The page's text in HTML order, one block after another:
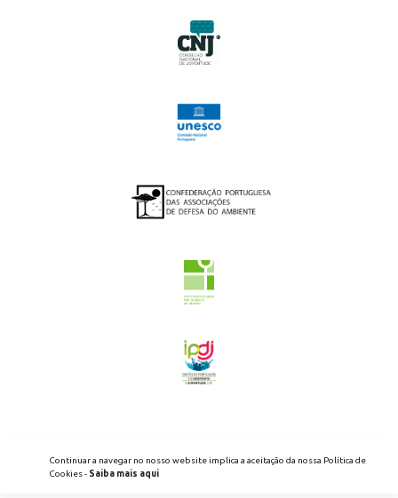
POLÍTICA DE PRIVACIDADE
Continuar a navegar no nosso website implica a aceitação da nossa Política de
Cookies - Saiba mais aqui